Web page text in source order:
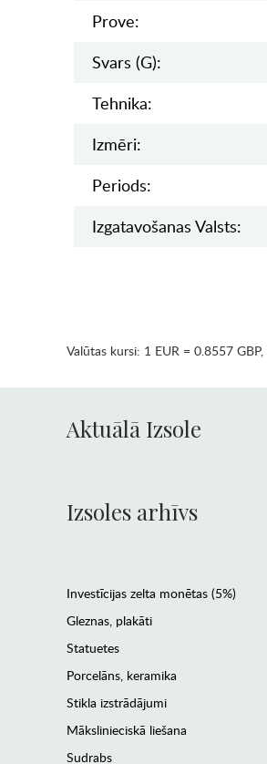
Prove:
Svars (g):
Tehnika:
Izmēri:
Periods:
Izgatavošanas Valsts:
Valūtas kursi: 1 EUR = 0.8557 GBP,
Aktuālā Izsole
Izsoles arhīvs
Investīcijas zelta monētas (5%)
Gleznas, plakāti
Statuetes
Porcelāns, keramika
Stikla izstrādājumi
Mākslinieciskā liešana
Sudrabs